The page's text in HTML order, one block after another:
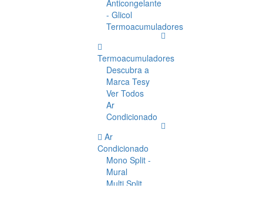
Anticongelante
- Glicol
Termoacumuladores
Termoacumuladores
Descubra a
Marca Tesy
Ver Todos
Ar
Condicionado
Ar
Condicionado
Mono Split -
Mural
Multi Split